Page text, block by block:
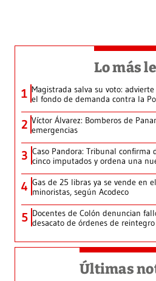
Lo más
1 Magistrada salva su voto:
el fondo de demanda contra la
2 Víctor Álvarez: Bomberos de
emergencias
3 Caso Pandora: Tribunal confirma
cinco imputados y ordena una
4 Gas de 25 libras ya se vende en
minoristas, según Acodeco
5 Docentes de Colón denuncian
desacato de órdenes de reintegro
Últimas